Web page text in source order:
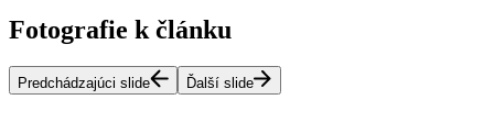
Fotografie k článku
Predchádzajúci slide Ďalší slide